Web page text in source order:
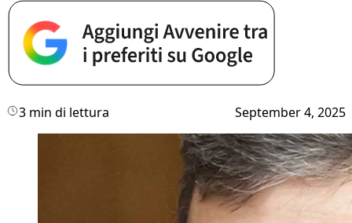
3 min di lettura September 4, 2025